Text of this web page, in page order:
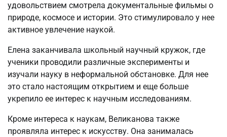
удовольствием смотрела документальные фильмы о
природе, космосе и истории. Это стимулировало у нее
активное увлечение наукой.
Елена заканчивала школьный научный кружок, где
ученики проводили различные эксперименты и
изучали науку в неформальной обстановке. Для нее
это стало настоящим открытием и еще больше
укрепило ее интерес к научным исследованиям.
Кроме интереса к наукам, Великанова также
проявляла интерес к искусству. Она занималась